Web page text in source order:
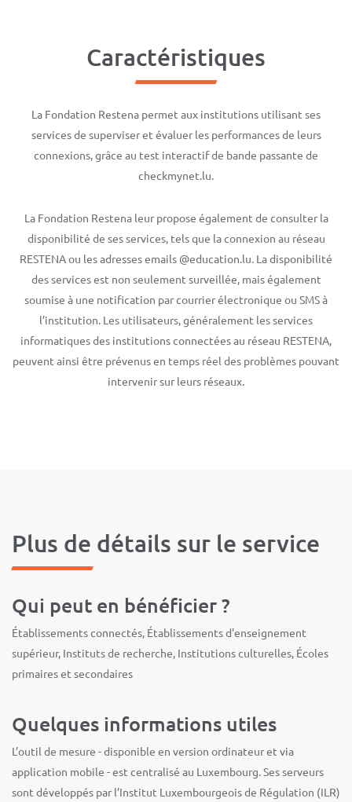
Caractéristiques
La Fondation Restena permet aux institutions utilisant ses
services de superviser et évaluer les performances de leurs
connexions, grâce au test interactif de bande passante de
checkmynet.lu.
La Fondation Restena leur propose également de consulter la
disponibilité de ses services, tels que la connexion au réseau
RESTENA ou les adresses emails @education.lu. La disponibilité
des services est non seulement surveillée, mais également
soumise à une notification par courrier électronique ou SMS à
l’institution. Les utilisateurs, généralement les services
informatiques des institutions connectées au réseau RESTENA,
peuvent ainsi être prévenus en temps réel des problèmes pouvant
intervenir sur leurs réseaux.
Plus de détails sur le service
Qui peut en bénéficier ?
Établissements connectés, Établissements d'enseignement
supérieur, Instituts de recherche, Institutions culturelles, Écoles
primaires et secondaires
Quelques informations utiles
L’outil de mesure - disponible en version ordinateur et via
application mobile - est centralisé au Luxembourg. Ses serveurs
sont développés par l’Institut Luxembourgeois de Régulation (ILR)